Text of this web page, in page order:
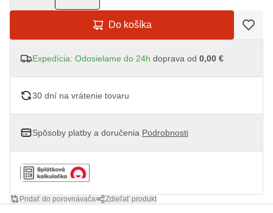
Do košíka
Expedícia: Odosielame do 24h doprava od 0,00 €
30 dní na vrátenie tovaru
Spôsoby platby a doručenia Podrobnosti
Pridať do porovnávača Zdieľať produkt